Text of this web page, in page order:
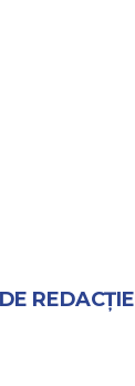
REDACȚIE